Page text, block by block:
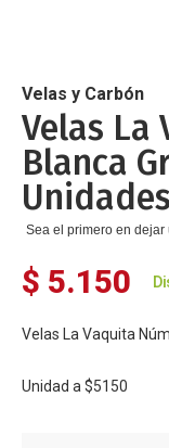
de
la
galería
de
imágenes
Velas y Carbón
Velas La
Blanca
Unidades
Sea el primero en
$ 5.150
Velas La Vaquita
Unidad a $5150